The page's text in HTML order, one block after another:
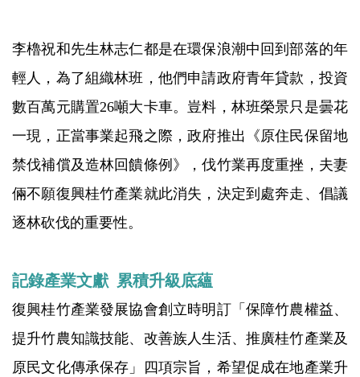
李櫓祝和先生林志仁都是在環保浪潮中回到部落的年
輕人，為了組織林班，他們申請政府青年貸款，投資
數百萬元購置26噸大卡車。豈料，林班榮景只是曇花
一現，正當事業起飛之際，政府推出《原住民保留地
禁伐補償及造林回饋條例》，伐竹業再度重挫，夫妻
倆不願復興桂竹產業就此消失，決定到處奔走、倡議
逐林砍伐的重要性。
記錄產業文獻 累積升級底蘊
復興桂竹產業發展協會創立時明訂「保障竹農權益、
提升竹農知識技能、改善族人生活、推廣桂竹產業及
原民文化傳承保存」四項宗旨，希望促成在地產業升